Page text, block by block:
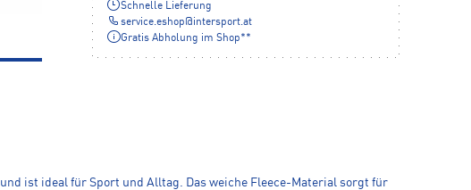
Schnelle Lieferung
service.eshop@intersport.at
Gratis Abholung im Shop**
ist ideal für Sport und Alltag. Das weiche Fleece-Material sorgt für